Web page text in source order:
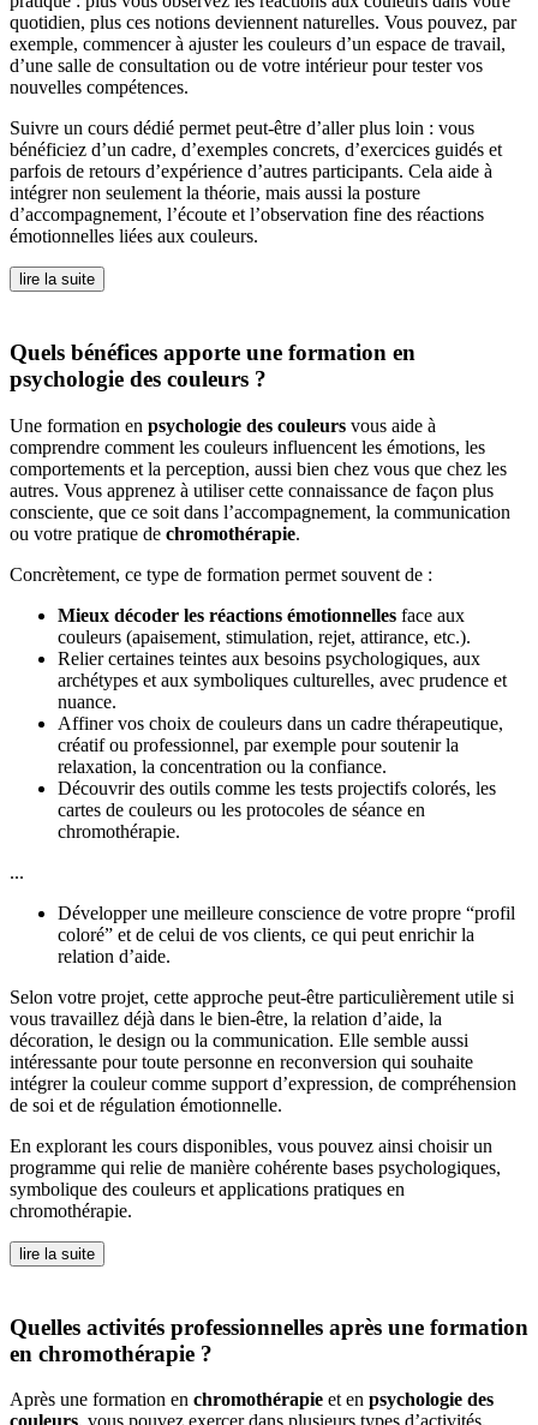
quotidien, plus ces notions deviennent naturelles. Vous pouvez, par
exemple, commencer à ajuster les couleurs d’un espace de travail,
d’une salle de consultation ou de votre intérieur pour tester vos
nouvelles compétences.
Suivre un cours dédié permet peut-être d’aller plus loin : vous
bénéficiez d’un cadre, d’exemples concrets, d’exercices guidés et
parfois de retours d’expérience d’autres participants. Cela aide à
intégrer non seulement la théorie, mais aussi la posture
d’accompagnement, l’écoute et l’observation fine des réactions
émotionnelles liées aux couleurs.
lire la suite
Quels bénéfices apporte une formation en
psychologie des couleurs ?
Une formation en psychologie des couleurs vous aide à
comprendre comment les couleurs influencent les émotions, les
comportements et la perception, aussi bien chez vous que chez les
autres. Vous apprenez à utiliser cette connaissance de façon plus
consciente, que ce soit dans l’accompagnement, la communication
ou votre pratique de chromothérapie.
Concrètement, ce type de formation permet souvent de :
Mieux décoder les réactions émotionnelles face aux
couleurs (apaisement, stimulation, rejet, attirance, etc.).
Relier certaines teintes aux besoins psychologiques, aux
archétypes et aux symboliques culturelles, avec prudence et
nuance.
Affiner vos choix de couleurs dans un cadre thérapeutique,
créatif ou professionnel, par exemple pour soutenir la
relaxation, la concentration ou la confiance.
Découvrir des outils comme les tests projectifs colorés, les
cartes de couleurs ou les protocoles de séance en
chromothérapie.
...
Développer une meilleure conscience de votre propre “profil
coloré” et de celui de vos clients, ce qui peut enrichir la
relation d’aide.
Selon votre projet, cette approche peut-être particulièrement utile si
vous travaillez déjà dans le bien-être, la relation d’aide, la
décoration, le design ou la communication. Elle semble aussi
intéressante pour toute personne en reconversion qui souhaite
intégrer la couleur comme support d’expression, de compréhension
de soi et de régulation émotionnelle.
En explorant les cours disponibles, vous pouvez ainsi choisir un
programme qui relie de manière cohérente bases psychologiques,
symbolique des couleurs et applications pratiques en
chromothérapie.
lire la suite
Quelles activités professionnelles après une formation
en chromothérapie ?
Après une formation en chromothérapie et en psychologie des